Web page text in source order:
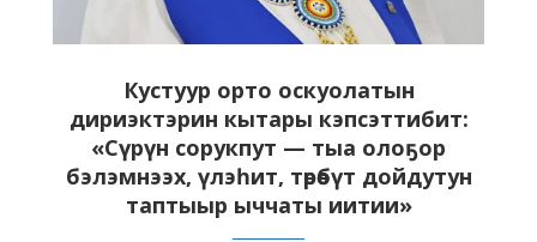
Кустуур орто оскуолатын
дириэктэрин кытары кэпсэттибит:
«Сүрүн сорукпут — тыа олоҕор
бэлэмнээх, үлэһит, төрөөбүт дойдутун
таптыыр ыччаты иитии»